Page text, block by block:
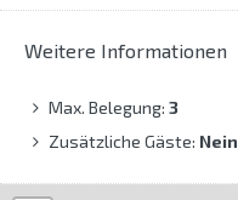
Weitere Informationen
Max. Belegung: 3
Zusätzliche Gäste: Nein